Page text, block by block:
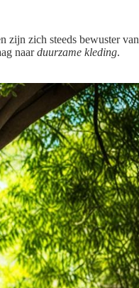
zijn zich steeds bewuster van
naarduurzame kleding.